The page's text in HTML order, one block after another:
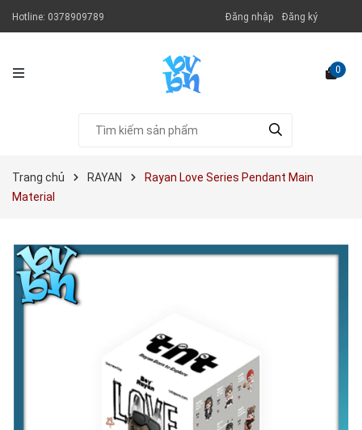
Hotline: 0378909789 Đăng nhập Đăng ký
0
Trang chủ RAYAN
Rayan Love Series Pendant Main
Material